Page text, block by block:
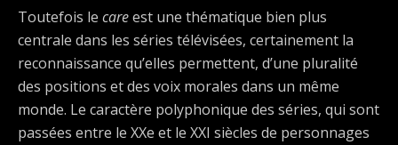
Toutefois le careest une thématique bien plus
centrale dans les séries télévisées, certainement la
reconnaissance qu’elles permettent, d’une pluralité
des positions et des voix morales dans un même
monde. Le caractère polyphonique des séries, qui sont
passées entre le XXe et le XXI siècles de personnages